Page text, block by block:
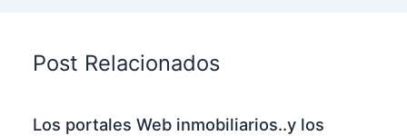
Post Relacionados
Los portales Web inmobiliarios..y los